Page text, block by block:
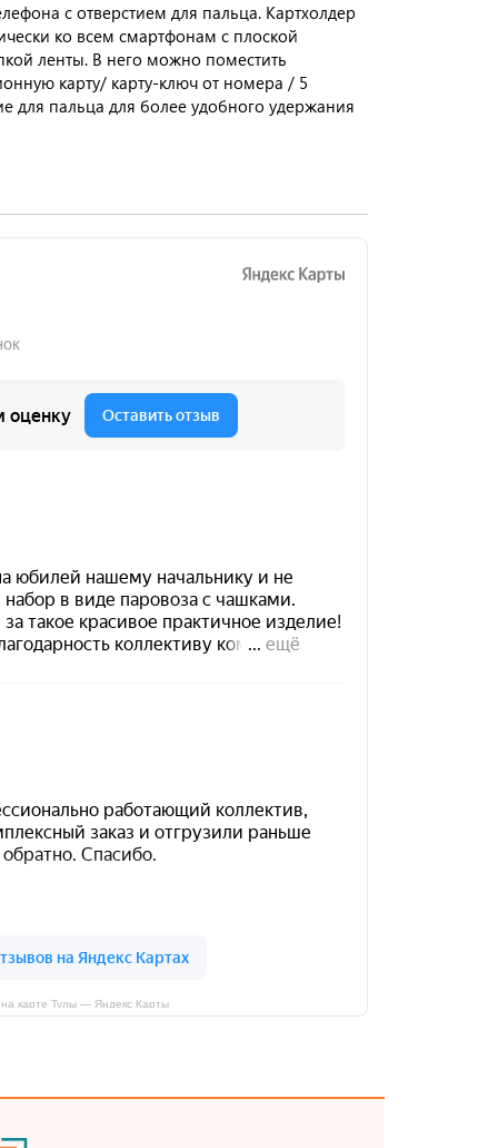
с отверстием для пальца. Картхолдер
ко всем смартфонам с плоской
ленты. В него можно поместить
карту/ карту-ключ от номера / 5
для пальца для более удобного удержания
карте Тулы — Яндекс Карты